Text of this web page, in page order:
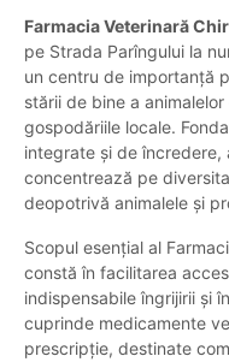
Farmacia Veterinară
pe Strada Parîngului la
un centru de importanță
stării de bine a
gospodăriile locale.
integrate și de
concentrează pe
deopotrivă animalele și
Scopul esențial al
constă în facilitarea
indispensabile îngrijirii și
cuprinde medicamente
prescripție, destinate